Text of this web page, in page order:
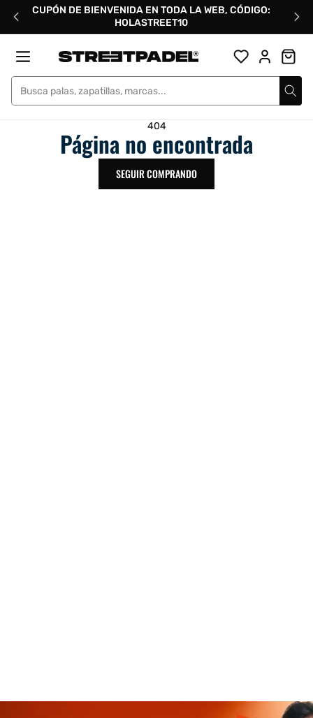
directamente
CUPÓN DE BIENVENIDA EN TODA LA WEB, CÓDIGO:
HOLASTREET10
Street Padel
404
Página no encontrada
SEGUIR COMPRANDO